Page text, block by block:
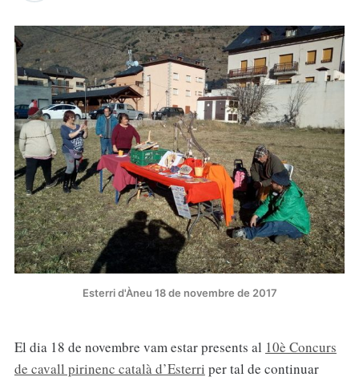
Esterri d'Àneu 18 de novembre de 2017
El dia 18 de novembre vam estar presents al 10è Concurs
de cavall pirinenc català d’Esterri per tal de continuar